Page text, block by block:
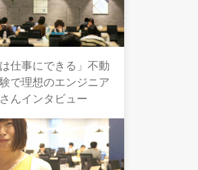
仕事にできる」不動
で理想のエンジニア
んインタビュー